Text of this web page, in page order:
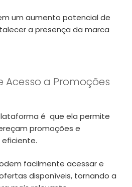
um aumento potencial de
a presença da marca
Acesso a Promoções
é que ela permite
promoções e
facilmente acessar e
disponíveis, tornando a